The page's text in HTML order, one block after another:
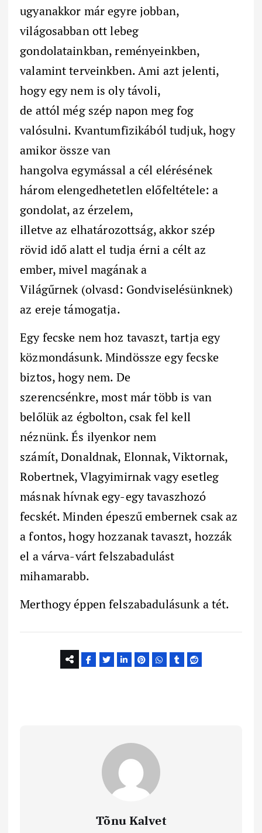
ugyanakkor már egyre jobban,
világosabban ott lebeg
gondolatainkban, reményeinkben,
valamint terveinkben. Ami azt jelenti,
hogy egy nem is oly távoli,
de attól még szép napon meg fog
valósulni. Kvantumfizikából tudjuk, hogy
amikor össze van
hangolva egymással a cél elérésének
három elengedhetetlen előfeltétele: a
gondolat, az érzelem,
illetve az elhatározottság, akkor szép
rövid idő alatt el tudja érni a célt az
ember, mivel magának a
Világűrnek (olvasd: Gondviselésünknek)
az ereje támogatja.
Egy fecske nem hoz tavaszt, tartja egy
közmondásunk. Mindössze egy fecske
biztos, hogy nem. De
szerencsénkre, most már több is van
belőlük az égbolton, csak fel kell
néznünk. És ilyenkor nem
számít, Donaldnak, Elonnak, Viktornak,
Robertnek, Vlagyimirnak vagy esetleg
másnak hívnak egy-egy tavaszhozó
fecskét. Minden épeszű embernek csak az
a fontos, hogy hozzanak tavaszt, hozzák
el a várva-várt felszabadulást
mihamarabb.
Merthogy éppen felszabadulásunk a tét.
Tõnu Kalvet